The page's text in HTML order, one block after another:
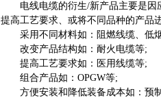
电线电缆的衍生/新产品主要是因应
提高工艺要求、或将不同品种的产品
采用不同材料如：阻燃线缆、低烟
改变产品结构如：耐火电缆等;
提高工艺要求如：医用线缆等;
组合产品如：OPGW等;
方便安装和降低装备成本如：预制